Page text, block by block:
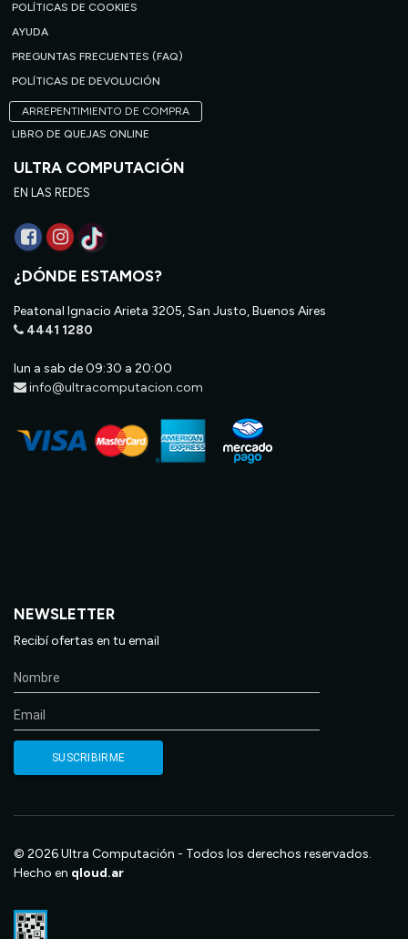
POLÍTICAS DE COOKIES
AYUDA
PREGUNTAS FRECUENTES (FAQ)
POLÍTICAS DE DEVOLUCIÓN
ARREPENTIMIENTO DE COMPRA
LIBRO DE QUEJAS ONLINE
ULTRA COMPUTACIÓN
EN LAS REDES
¿DÓNDE ESTAMOS?
Peatonal Ignacio Arieta 3205, San Justo, Buenos Aires
4441 1280
lun a sab de 09:30 a 20:00
info@ultracomputacion.com
NEWSLETTER
Recibí ofertas en tu email
© 2026 Ultra Computación - Todos los derechos reservados.
Hecho en qloud.ar